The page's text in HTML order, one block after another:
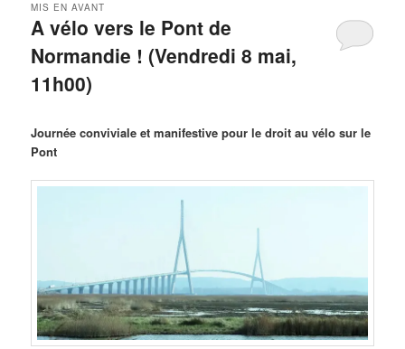
A vélo vers le Pont de
Normandie ! (Vendredi 8 mai,
11h00)
MIS EN AVANT
Journée conviviale et manifestive pour le droit au vélo sur le
Pont